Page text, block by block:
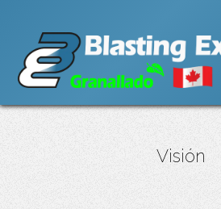
Visión